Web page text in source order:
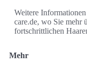
Weitere
care.de, wo Sie mehr
fortschrittlichen
Mehr